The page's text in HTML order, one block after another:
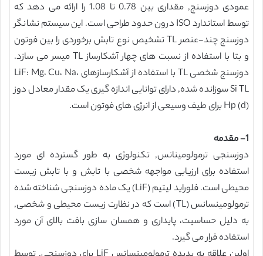
عمودی دوزسنج, مقداری بین 0.78 تا 1.08 را ارائه می دهد که
توسط استاندارد ISO درون حدود طراحی است. این سیستم نشانگر
دوزسنج چند-عنصر TL تشخیص نوع تابش برخوردی را بین فوتون
و بتا با استفاده از نسبت های چهار آشکارساز TL میسر می سازد.
دوزسنج شخصی TL با استفاده از آشکارسازهای LiF: Mg، Cu، Na،
Si TL سوزانده شده, دارای توانایی اندازه گیری یک مقدار معادل دوز
(d) Hp برای طیف وسیعی از انرژی های فوتون است.
1- مقدمه
دوزسنجی ترمولومینانس, تکنولوژی به طور گسترده ای مورد
استفاده برای ارزیابی مواجهه شخصی با تابش و با تابش زیست
محیطی است. فلوراید لیتیم (LiF) یک ماده دوزسنجی شناخته شده
ترمولومینسانس (TL) است که در نظارت زیست محیطی و شخصی,
به دلیل حساسیت، پایداری و همسان سازی بافت بالای آن مورد
استفاده قرار می گیرد.